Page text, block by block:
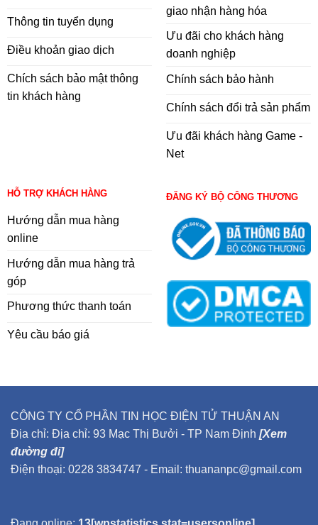
Thông tin tuyển dụng
Điều khoản giao dịch
Chích sách bảo mật thông
tin khách hàng
giao nhận hàng hóa
Ưu đãi cho khách hàng
doanh nghiệp
Chính sách bảo hành
Chính sách đổi trả sản phẩm
Ưu đãi khách hàng Game -
Net
HỖ TRỢ KHÁCH HÀNG
Hướng dẫn mua hàng
online
Hướng dẫn mua hàng trả
góp
Phương thức thanh toán
Yêu cầu báo giá
ĐĂNG KÝ BỘ CÔNG THƯƠNG
CÔNG TY CỔ PHẦN TIN HỌC ĐIỆN TỬ THUẬN AN
Địa chỉ: Địa chỉ: 93 Mạc Thị Bưởi - TP Nam Định [Xem
đường đi]
Điện thoại: 0228 3834747 - Email: thuananpc@gmail.com